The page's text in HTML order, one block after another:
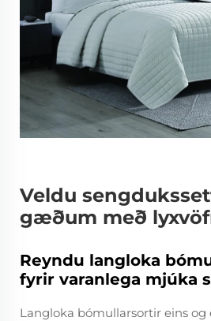
Veldu
gæðum með
Reyndu langloka
fyrir varanlega mjúka
Langloka bómullarsortir eins og